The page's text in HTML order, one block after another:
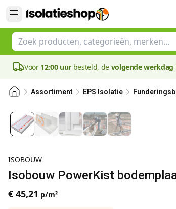
Voor 12:00 uur besteld, de volgende werkdag
Assortiment EPS Isolatie
ISOBOUW
Isobouw PowerKist
€ 45,21 p/m²